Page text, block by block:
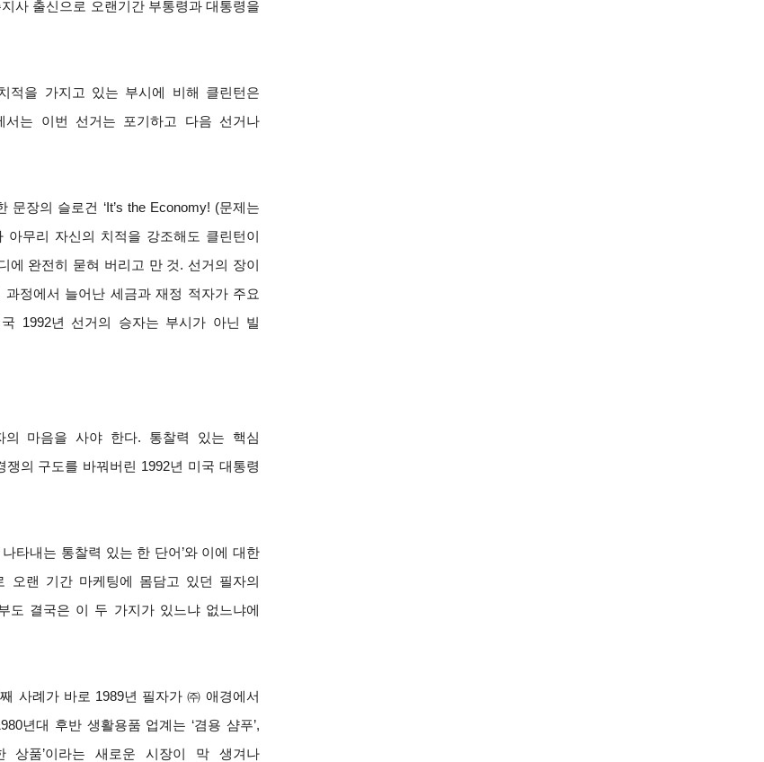
사 출신으로 오랜기간 부통령과 대통령을
적을 가지고 있는 부시에 비해 클린턴은
는 이번 선거는 포기하고 다음 선거나
장의 슬로건 ‘It’s the Economy! (문제는
아무리 자신의 치적을 강조해도 클린턴이
에 완전히 묻혀 버리고 만 것. 선거의 장이
정에서 늘어난 세금과 재정 적자가 주요
1992년 선거의 승자는 부시가 아닌 빌
의 마음을 사야 한다. 통찰력 있는 핵심
의 구도를 바꿔버린 1992년 미국 대통령
타내는 통찰력 있는 한 단어’와 이에 대한
오랜 기간 마케팅에 몸담고 있던 필자의
도 결국은 이 두 가지가 있느냐 없느냐에
사례가 바로 1989년 필자가 ㈜ 애경에서
년대 후반 생활용품 업계는 ‘겸용 샴푸’,
상품’이라는 새로운 시장이 막 생겨나